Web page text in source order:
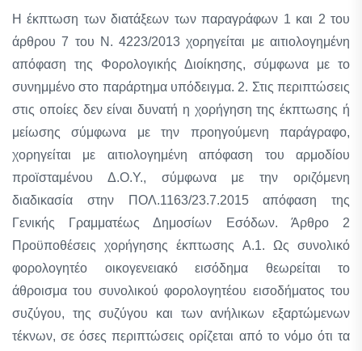
Η έκπτωση των διατάξεων των παραγράφων 1 και 2 του
άρθρου 7 του Ν. 4223/2013 χορηγείται με αιτιολογημένη
απόφαση της Φορολογικής Διοίκησης, σύμφωνα με το
συνημμένο στο παράρτημα υπόδειγμα. 2. Στις περιπτώσεις
στις οποίες δεν είναι δυνατή η χορήγηση της έκπτωσης ή
μείωσης σύμφωνα με την προηγούμενη παράγραφο,
χορηγείται με αιτιολογημένη απόφαση του αρμοδίου
προϊσταμένου Δ.Ο.Υ., σύμφωνα με την οριζόμενη
διαδικασία στην ΠΟΛ.1163/23.7.2015 απόφαση της
Γενικής Γραμματέως Δημοσίων Εσόδων. Άρθρο 2
Προϋποθέσεις χορήγησης έκπτωσης Α.1. Ως συνολικό
φορολογητέο οικογενειακό εισόδημα θεωρείται το
άθροισμα του συνολικού φορολογητέου εισοδήματος του
συζύγου, της συζύγου και των ανήλικων εξαρτώμενων
τέκνων, σε όσες περιπτώσεις ορίζεται από το νόμο ότι τα